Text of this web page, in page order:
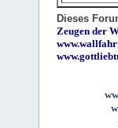
Dieses
Zeugen der